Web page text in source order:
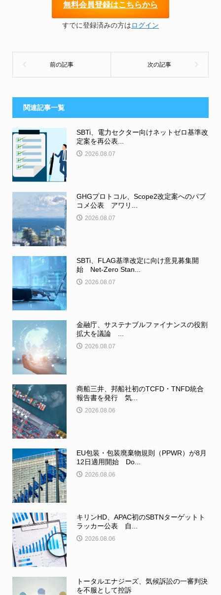
無料会員登録はこちらから
すでに登録済みの方はログイン
関連記事一覧
SBTi、電力セクター向けネットゼロ基準改
定案を再公表...
2026.08.07
GHGプロトコル、Scope2改定案へのパブ
コメ公表 アワリ...
2026.08.07
SBTi、FLAG基準改定に向け意見募集開
始 Net-Zero Stan...
2026.08.07
金融庁、サステナブルファイナンスの役割
拡大を議論 ...
2026.08.07
商船三井、邦船社初のTCFD・TNFD統合
報告書を発行 気...
2026.08.06
EU包装・包装廃棄物規則（PPWR）が8月
12日適用開始 Do...
2026.08.06
キリンHD、APAC初のSBTNターゲットト
ラッカー公表 自...
2026.08.06
トータルエナジーズ、気候訴訟の一審判決
を不服として控訴